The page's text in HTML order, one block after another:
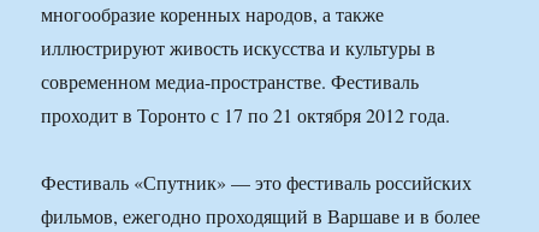
многообразие коренных народов, а также
иллюстрируют живость искусства и культуры в
современном медиа-пространстве. Фестиваль
проходит в Торонто с 17 по 21 октября 2012 года.
Фестиваль «Спутник» — это фестиваль российских
фильмов, ежегодно проходящий в Варшаве и в более